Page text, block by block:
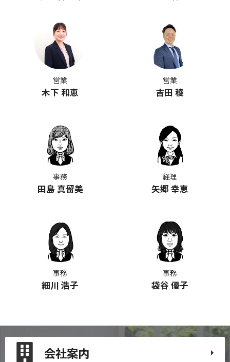
営業
木下 和恵
営業
吉田 稜
事務
田島 真留美
経理
矢郷 幸恵
事務
細川 浩子
事務
袋谷 優子
会社案内